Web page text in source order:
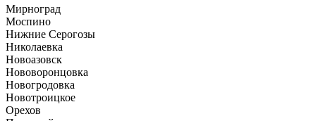
Мирноград
Моспино
Нижние Серогозы
Николаевка
Новоазовск
Нововоронцовка
Новогродовка
Новотроицкое
Орехов